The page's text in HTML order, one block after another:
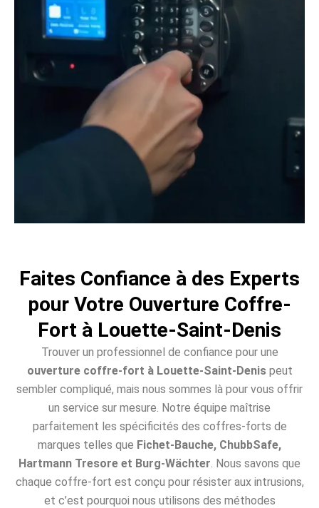
Faites Confiance à des Experts
pour Votre Ouverture Coffre-
Fort à Louette-Saint-Denis
Trouver un professionnel de confiance pour une
ouverture coffre-fort à Louette-Saint-Denispeut
sembler compliqué, mais nous sommes là pour vous offrir
un service sur mesure. Notre équipe maîtrise
parfaitement les spécificités des coffres-forts de
marques telles que Fichet-Bauche, ChubbSafe,
Hartmann Tresore et Burg-Wächter . Nous savons que
chaque coffre-fort est conçu pour résister aux intrusions,
et c’est pourquoi nous utilisons des méthodes